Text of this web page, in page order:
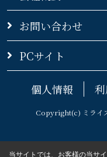
お問い合わせ
PCサイト
個人情報
Copyright(c) ミライ
当サイトでは、お客様の当サ